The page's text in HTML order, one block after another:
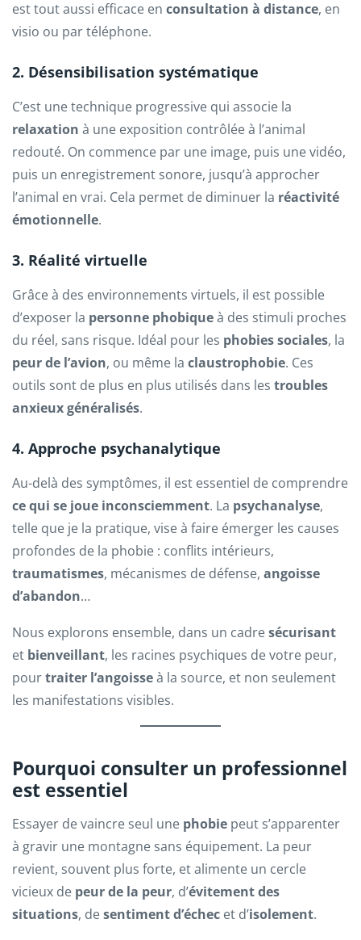
est tout aussi efficace en consultation à distance, en
visio ou par téléphone.
2. Désensibilisation systématique
C’est une technique progressive qui associe la
relaxation à une exposition contrôlée à l’animal
redouté. On commence par une image, puis une vidéo,
puis un enregistrement sonore, jusqu’à approcher
l’animal en vrai. Cela permet de diminuer la réactivité
émotionnelle.
3. Réalité virtuelle
Grâce à des environnements virtuels, il est possible
d’exposer la personne phobiqueà des stimuli proches
du réel, sans risque. Idéal pour les phobies sociales, la
peur de l’avion, ou même la claustrophobie. Ces
outils sont de plus en plus utilisés dans les troubles
anxieux généralisés.
4. Approche psychanalytique
Au-delà des symptômes, il est essentiel de comprendre
ce qui se joue inconsciemment. La psychanalyse,
telle que je la pratique, vise à faire émerger les causes
profondes de la phobie : conflits intérieurs,
traumatismes, mécanismes de défense, angoisse
d’abandon…
Nous explorons ensemble, dans un cadresécurisant
et bienveillant, les racines psychiques de votre peur,
pourtraiter l’angoisseà la source, et non seulement
les manifestations visibles.
Pourquoi consulter un professionnel
est essentiel
Essayer de vaincre seul une phobie peut s’apparenter
à gravir une montagne sans équipement. La peur
revient, souvent plus forte, et alimente un cercle
vicieux de peur de la peur, d’évitement des
situations, desentiment d’échec et d’isolement.